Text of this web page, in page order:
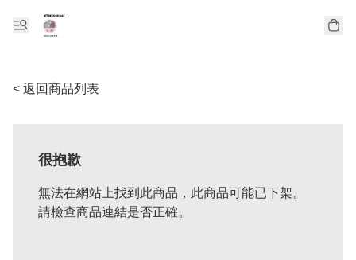
< 返回商品列表
很抱歉
無法在網站上找到此商品，此商品可能已下架。
請檢查商品連結是否正確。